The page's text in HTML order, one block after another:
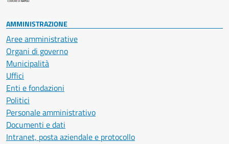
AMMINISTRAZIONE
Aree amministrative
Organi di governo
Municipalità
Uffici
Enti e fondazioni
Politici
Personale amministrativo
Documenti e dati
Intranet, posta aziendale e protocollo